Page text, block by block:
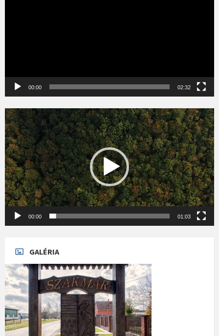
00:00 02:32
Videólejátszó
00:00 01:03
GALÉRIA